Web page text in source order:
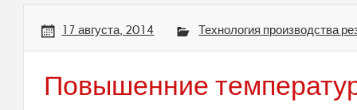
17 августа, 2014 Технология производства
Повышенние